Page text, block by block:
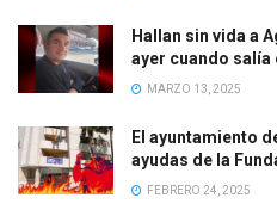
Hallan sin vida a
ayer cuando salía
MARZO 13, 2025
El ayuntamiento
ayudas de la
FEBRERO 24, 2025